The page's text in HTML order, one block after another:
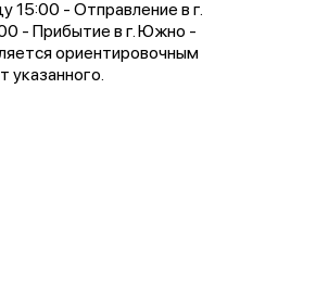
15:00 - Отправление в г.
- Прибытие в г. Южно -
ориентировочным
указанного.